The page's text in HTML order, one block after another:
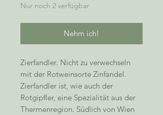
Nur noch 2 verfügbar
Nehm ich!
Zierfandler. Nicht zu verwechseln
mit der Rotweinsorte Zinfandel.
Zierfandler ist, wie auch der
Rotgipfler, eine Spezialität aus der
Thermenregion. Südlich von Wien